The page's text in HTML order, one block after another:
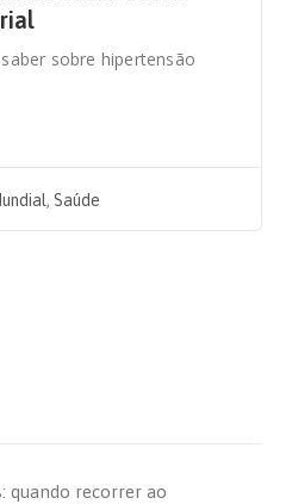
sobre hipertensão
, Saúde
quando recorrer ao